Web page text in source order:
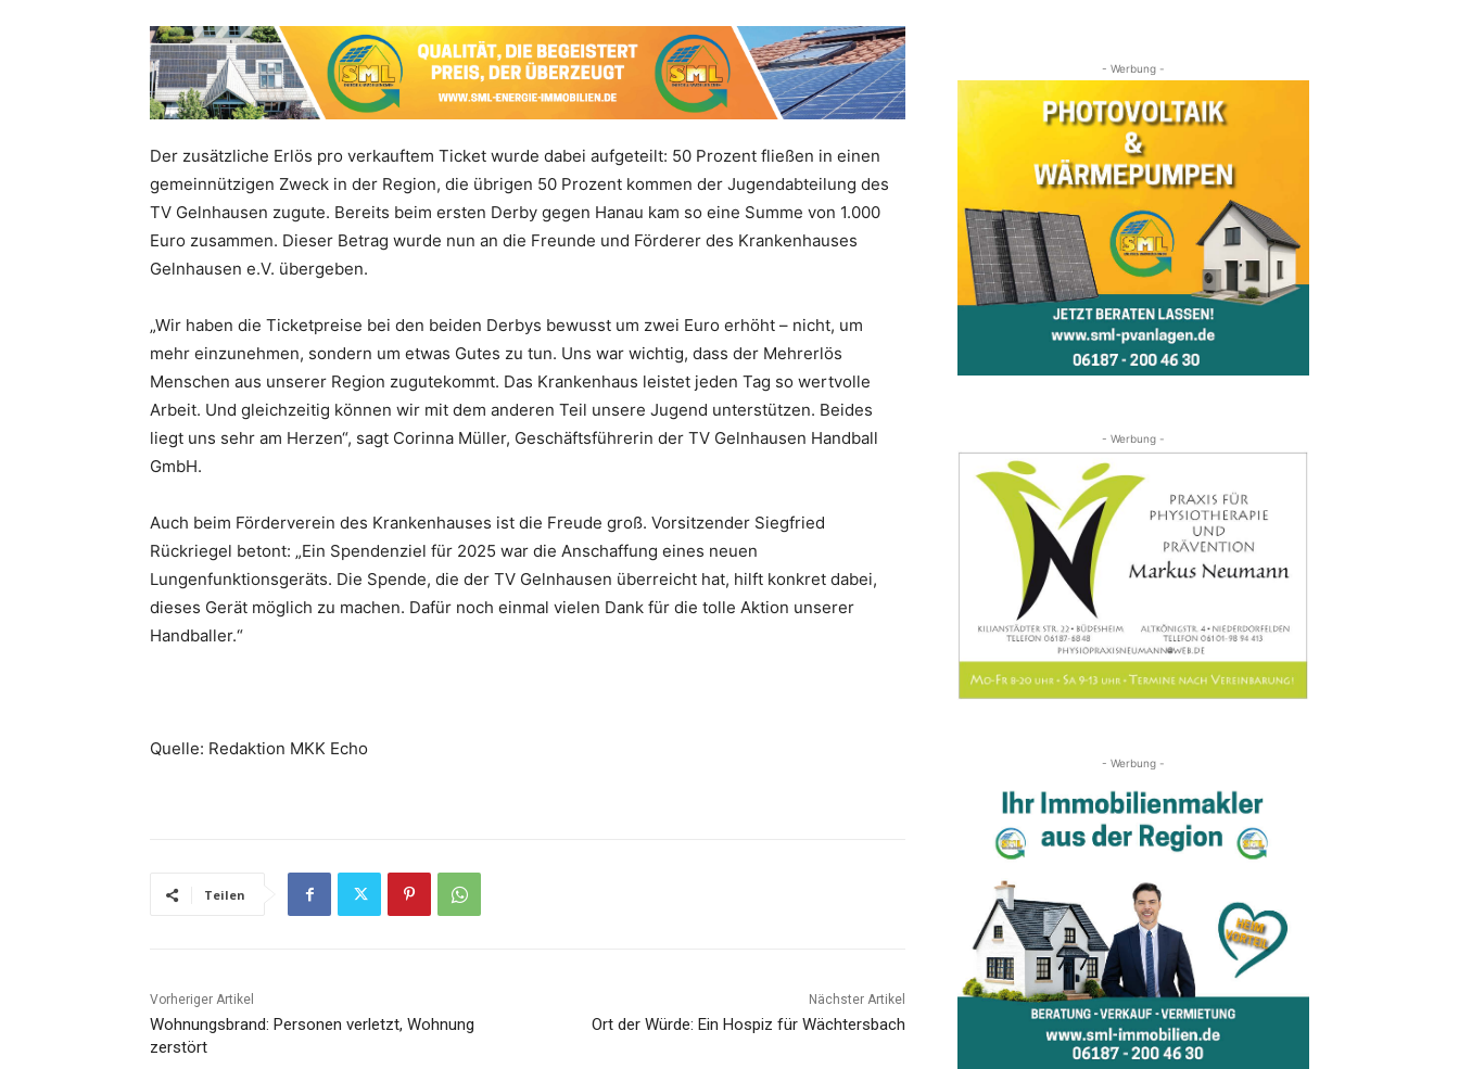
Der zusätzliche Erlös pro verkauftem Ticket wurde dabei aufgeteilt: 50 Prozent fließen in einen
gemeinnützigen Zweck in der Region, die übrigen 50 Prozent kommen der Jugendabteilung des
TV Gelnhausen zugute. Bereits beim ersten Derby gegen Hanau kam so eine Summe von 1.000
Euro zusammen. Dieser Betrag wurde nun an die Freunde und Förderer des Krankenhauses
Gelnhausen e.V. übergeben.
„Wir haben die Ticketpreise bei den beiden Derbys bewusst um zwei Euro erhöht – nicht, um
mehr einzunehmen, sondern um etwas Gutes zu tun. Uns war wichtig, dass der Mehrerlös
Menschen aus unserer Region zugutekommt. Das Krankenhaus leistet jeden Tag so wertvolle
Arbeit. Und gleichzeitig können wir mit dem anderen Teil unsere Jugend unterstützen. Beides
liegt uns sehr am Herzen“, sagt Corinna Müller, Geschäftsführerin der TV Gelnhausen Handball
GmbH.
Auch beim Förderverein des Krankenhauses ist die Freude groß. Vorsitzender Siegfried
Rückriegel betont: „Ein Spendenziel für 2025 war die Anschaffung eines neuen
Lungenfunktionsgeräts. Die Spende, die der TV Gelnhausen überreicht hat, hilft konkret dabei,
dieses Gerät möglich zu machen. Dafür noch einmal vielen Dank für die tolle Aktion unserer
Handballer.“
Quelle: Redaktion MKK Echo
Teilen
Vorheriger Artikel
Wohnungsbrand: Personen verletzt, Wohnung
zerstört
Nächster Artikel
Ort der Würde: Ein Hospiz für Wächtersbach
- Werbung -
- Werbung -
- Werbung -